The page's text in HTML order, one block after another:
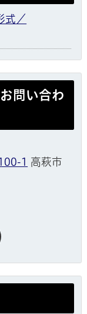
式／
問い合わ
1 高萩市